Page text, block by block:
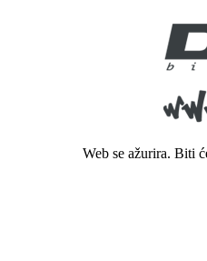
Web se ažurira. Biti